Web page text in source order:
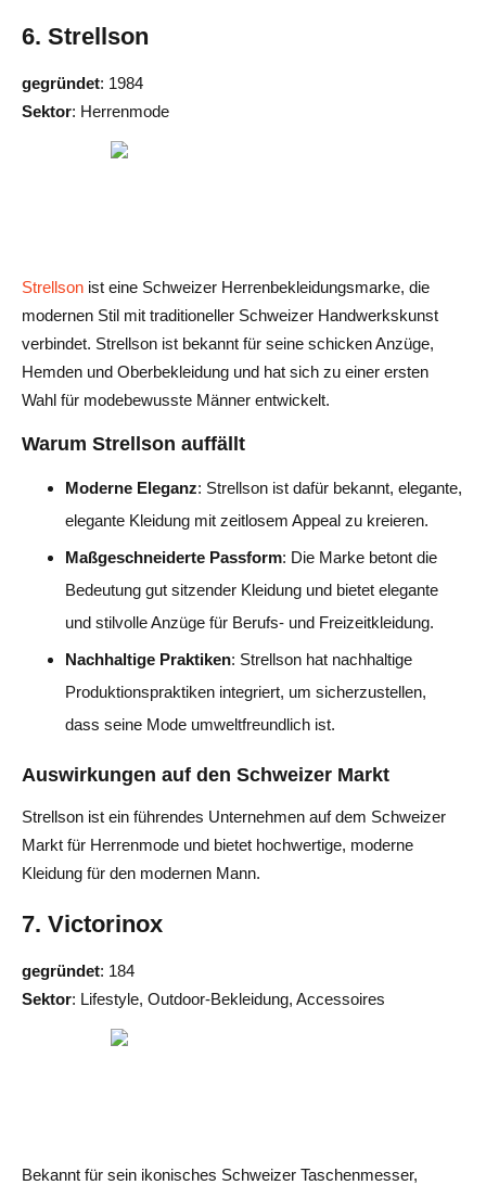
6. Strellson
gegründet: 1984
Sektor: Herrenmode
Strellson ist eine Schweizer Herrenbekleidungsmarke, die
modernen Stil mit traditioneller Schweizer Handwerkskunst
verbindet. Strellson ist bekannt für seine schicken Anzüge,
Hemden und Oberbekleidung und hat sich zu einer ersten
Wahl für modebewusste Männer entwickelt.
Warum Strellson auffällt
Moderne Eleganz: Strellson ist dafür bekannt, elegante,
elegante Kleidung mit zeitlosem Appeal zu kreieren.
Maßgeschneiderte Passform: Die Marke betont die
Bedeutung gut sitzender Kleidung und bietet elegante
und stilvolle Anzüge für Berufs- und Freizeitkleidung.
Nachhaltige Praktiken: Strellson hat nachhaltige
Produktionspraktiken integriert, um sicherzustellen,
dass seine Mode umweltfreundlich ist.
Auswirkungen auf den Schweizer Markt
Strellson ist ein führendes Unternehmen auf dem Schweizer
Markt für Herrenmode und bietet hochwertige, moderne
Kleidung für den modernen Mann.
7. Victorinox
gegründet: 184
Sektor: Lifestyle, Outdoor-Bekleidung, Accessoires
Bekannt für sein ikonisches Schweizer Taschenmesser,